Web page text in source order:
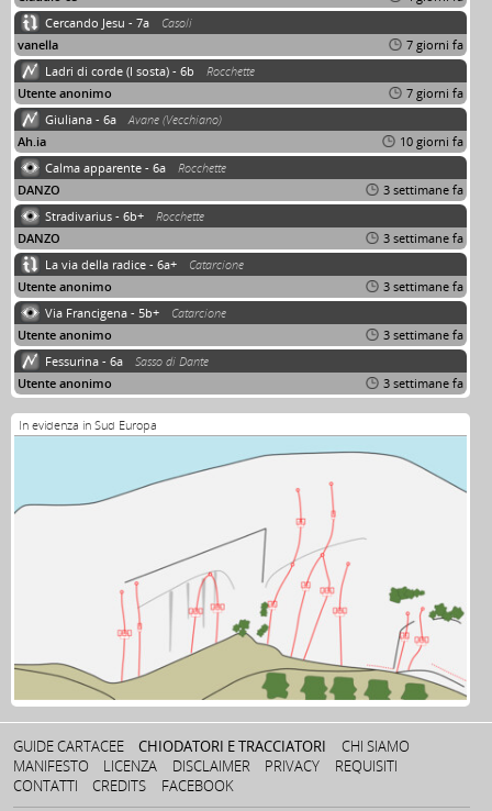
Cercando Jesu - 7a
Casoli
vanella
7 giorni fa
Ladri di corde (I sosta) - 6b
Rocchette
Utente anonimo
7 giorni fa
Giuliana - 6a
Avane (Vecchiano)
Ah.ia
10 giorni fa
Calma apparente - 6a
Rocchette
DANZO
3 settimane fa
Stradivarius - 6b+
Rocchette
DANZO
3 settimane fa
La via della radice - 6a+
Catarcione
Utente anonimo
3 settimane fa
Via Francigena - 5b+
Catarcione
Utente anonimo
3 settimane fa
Fessurina - 6a
Sasso di Dante
Utente anonimo
3 settimane fa
In evidenza in Sud Europa
GUIDE CARTACEE CHIODATORI E TRACCIATORI
CHI SIAMO
MANIFESTO
LICENZA DISCLAIMER PRIVACY
REQUISITI
CONTATTI
CREDITS FACEBOOK